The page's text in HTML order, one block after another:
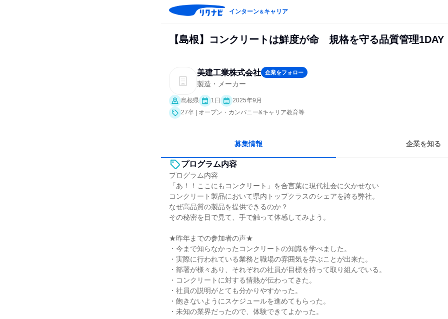
インターン＆キャリア
【島根】コンクリートは鮮度が命 規格を守る品質管理1DAY
美建工業株式会社 企業をフォロー
製造・メーカー
島根県 1日
2025年9月
27卒 | オープン・カンパニー&キャリア教育等
募集情報 企業を知る
プログラム内容
プログラム内容
「あ！！ここにもコンクリート」を合言葉に現代社会に欠かせない
コンクリート製品において県内トップクラスのシェアを誇る弊社。
なぜ高品質の製品を提供できるのか？
その秘密を目で見て、手で触って体感してみよう。
★昨年までの参加者の声★
・今まで知らなかったコンクリートの知識を学べました。
・実際に行われている業務と職場の雰囲気を学ぶことが出来た。
・部署が様々あり、それぞれの社員が目標を持って取り組んでいる。
・コンクリートに対する情熱が伝わってきた。
・社員の説明がとても分かりやすかった。
・飽きないようにスケジュールを進めてもらった。
・未知の業界だったので、体験できてよかった。